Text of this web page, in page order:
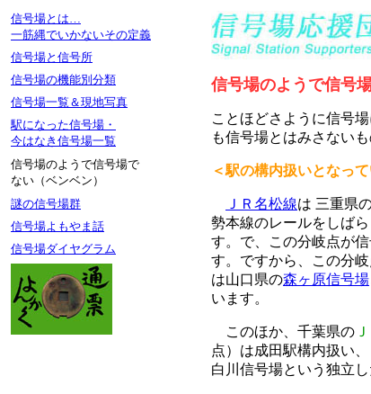
信号場とは…
一筋縄でいかないその定義
信号場のようで信号
ことほどさように信号
も信号場とはみさないも
＜駅の構内扱いとなっ
ＪＲ名松線は 三重県
勢本線のレールをしば
す。で、この分岐点が
す。ですから、この分
は山口県の森ヶ原信号場
います。
このほか、千葉県の
点）は成田駅構内扱い
白川信号場という独立
信号場と信号所
信号場の機能別分類
信号場一覧＆現地写真
駅になった信号場・
今はなき信号場一覧
信号場のようで信号場で
ない（ベンベン）
謎の信号場群
信号場よもやま話
信号場ダイヤグラム